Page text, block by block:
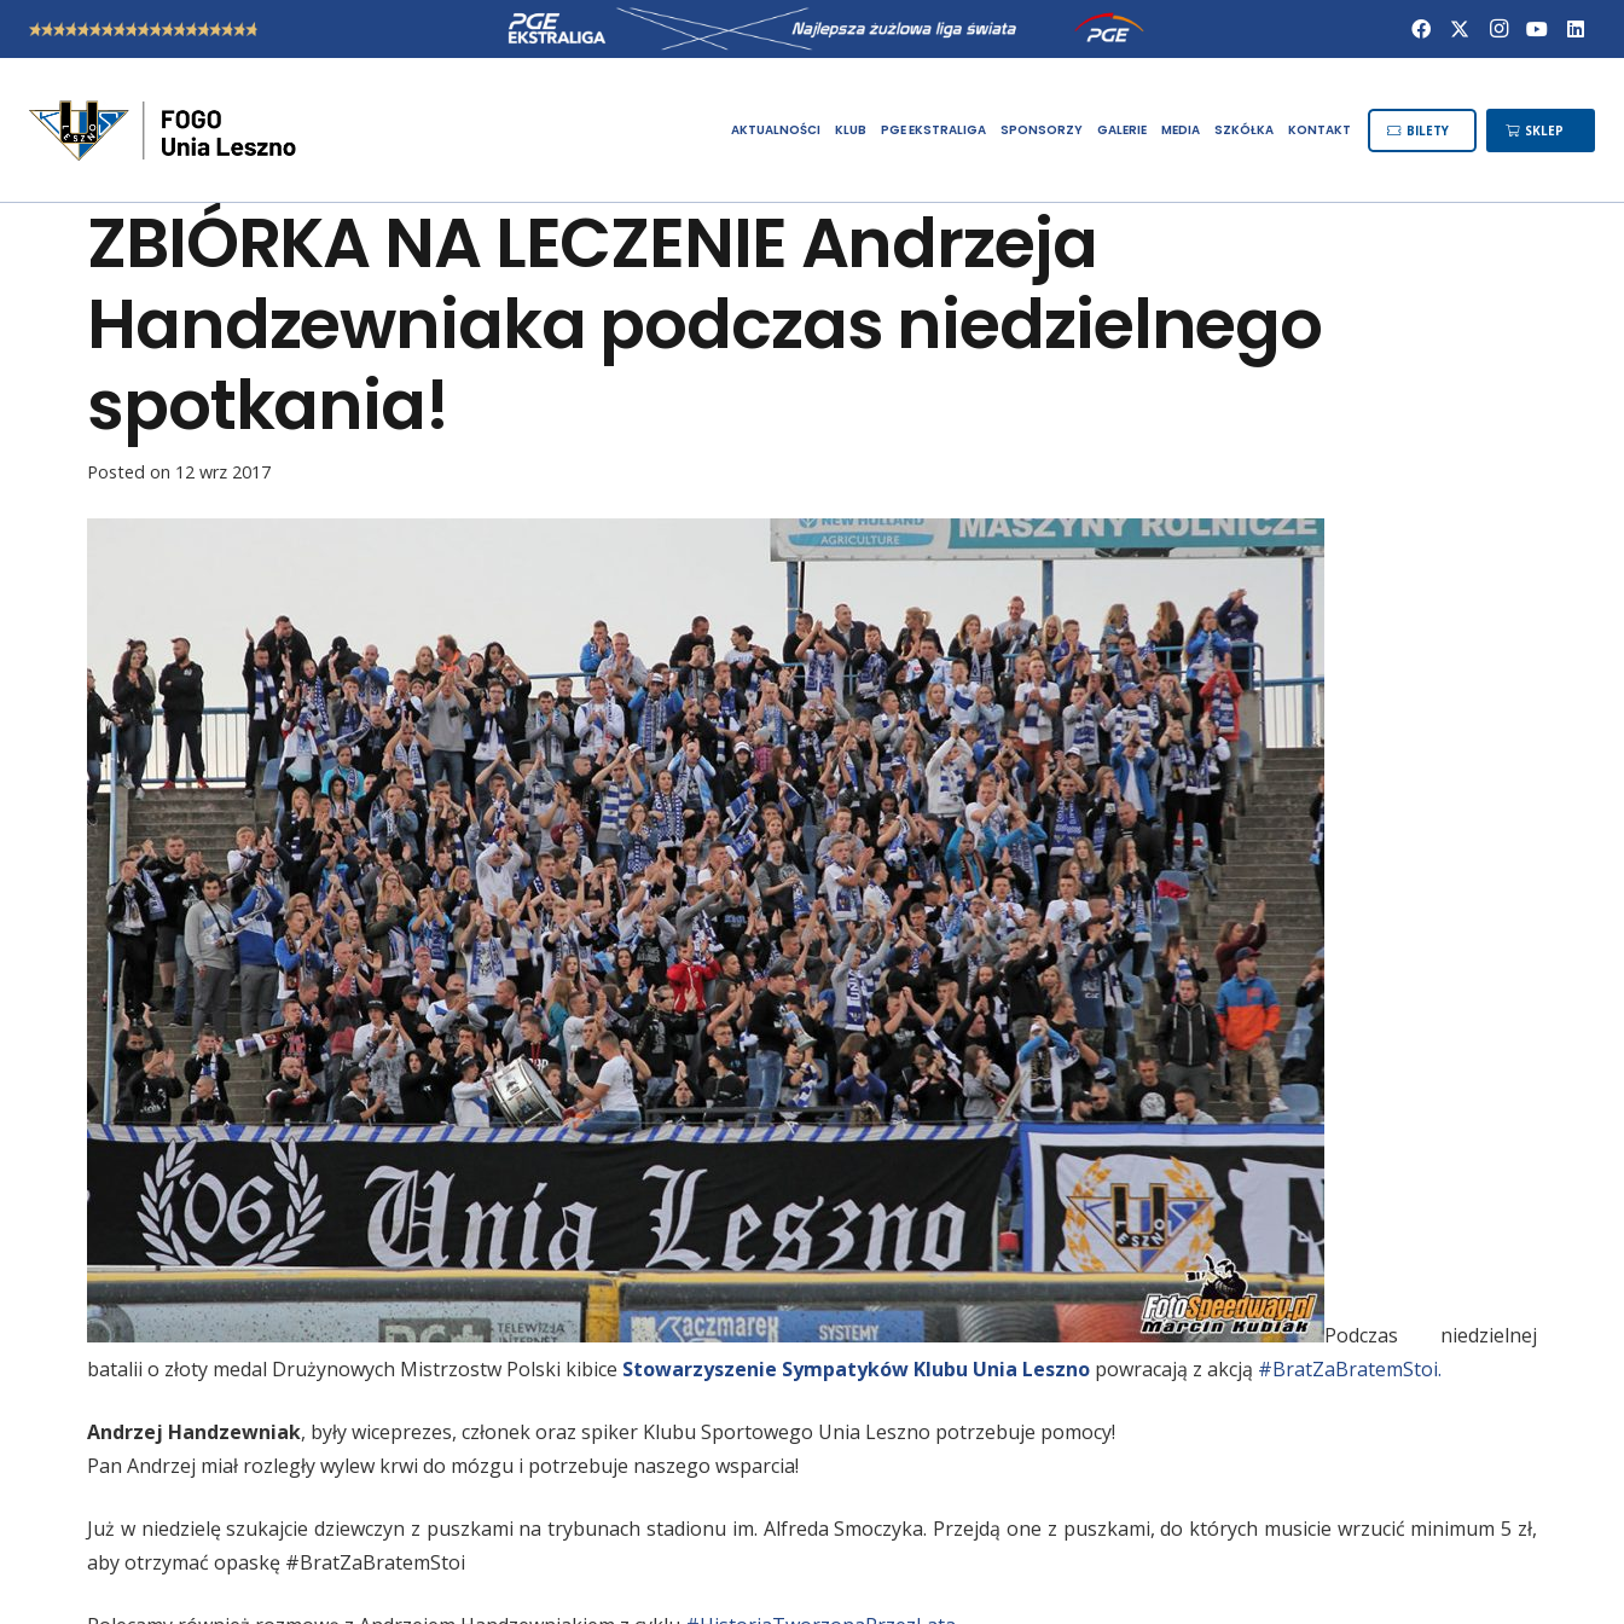
AKTUALNOŚCI KLUB PGE EKSTRALIGA SPONSORZY GALERIE MEDIA SZKÓŁKA KONTAKT BILETY SKLEP
ZBIÓRKA NA LECZENIE Andrzeja
Handzewniaka podczas niedzielnego
spotkania!
Posted on 12 wrz 2017
Podczas niedzielnej
batalii o złoty medal Drużynowych Mistrzostw Polski kibice Stowarzyszenie Sympatyków Klubu Unia Leszno powracają z akcją #BratZaBratemStoi.
Andrzej Handzewniak, były wiceprezes, członek oraz spiker Klubu Sportowego Unia Leszno potrzebuje pomocy!
Pan Andrzej miał rozległy wylew krwi do mózgu i potrzebuje naszego wsparcia!
Już w niedzielę szukajcie dziewczyn z puszkami na trybunach stadionu im. Alfreda Smoczyka. Przejdą one z puszkami, do których musicie wrzucić minimum 5 zł,
aby otrzymać opaskę #BratZaBratemStoi